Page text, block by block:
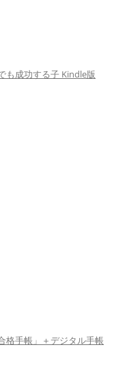
も成功する子 Kindle版
手帳」＋デジタル手帳